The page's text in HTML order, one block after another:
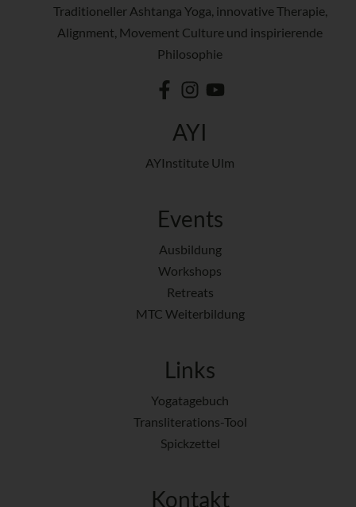
Traditioneller Ashtanga Yoga, innovative Therapie,
Alignment, Movement Culture und inspirierende
Philosophie
AYI
AYInstitute Ulm
Events
Ausbildung
Workshops
Retreats
MTC Weiterbildung
Links
Yogatagebuch
Transliterations-Tool
Spickzettel
Kontakt